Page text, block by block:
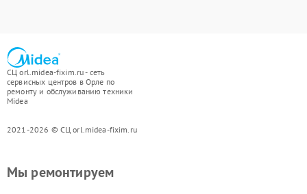
СЦ orl.midea-fixim.ru - сеть
сервисных центров в Орле по
ремонту и обслуживанию техники
Midea
2021-2026 © СЦ orl.midea-fixim.ru
Мы ремонтируем